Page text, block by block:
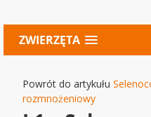
ZWIERZĘTA
Powrót do artykułu
rozmnożeniowy